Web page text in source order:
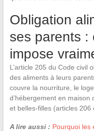
Obligation
ses parents :
impose
L’article 205 du Code civil
des aliments à leurs
couvre la nourriture, le
d’hébergement en maison
et belles-filles (articles 206
A lire aussi : Pourquoi les